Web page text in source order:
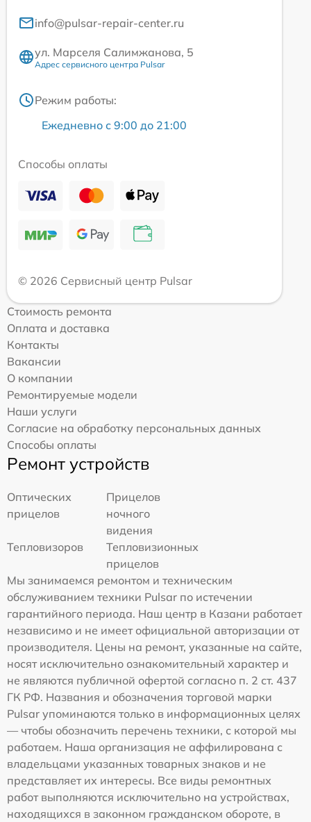
info@pulsar-repair-center.ru
ул. Марселя Салимжанова, 5
Адрес сервисного центра Pulsar
Режим работы:
Ежедневно с 9:00 до 21:00
Способы оплаты
© 2026 Сервисный центр Pulsar
Стоимость ремонта
Оплата и доставка
Контакты
Вакансии
О компании
Ремонтируемые модели
Наши услуги
Согласие на обработку персональных данных
Способы оплаты
Ремонт устройств
Оптических
прицелов
Прицелов
ночного
видения
Тепловизоров
Тепловизионных
прицелов
Мы занимаемся ремонтом и техническим
обслуживанием техники Pulsar по истечении
гарантийного периода. Наш центр в Казани работает
независимо и не имеет официальной авторизации от
производителя. Цены на ремонт, указанные на сайте,
носят исключительно ознакомительный характер и
не являются публичной офертой согласно п. 2 ст. 437
ГК РФ. Названия и обозначения торговой марки
Pulsar упоминаются только в информационных целях
— чтобы обозначить перечень техники, с которой мы
работаем. Наша организация не аффилирована с
владельцами указанных товарных знаков и не
представляет их интересы. Все виды ремонтных
работ выполняются исключительно на устройствах,
находящихся в законном гражданском обороте, в